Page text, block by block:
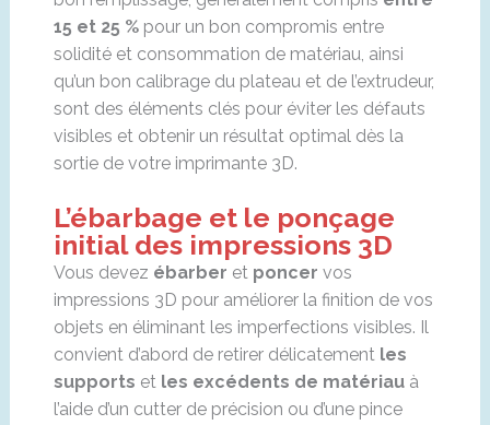
15 et 25 %pour un bon compromis entre
solidité et consommation de matériau, ainsi
qu’un bon calibrage du plateau et de l’extrudeur,
sont des éléments clés pour éviter les défauts
visibles et obtenir un résultat optimal dès la
sortie de votre imprimante 3D.
L’ébarbage et le ponçage
initial des impressions 3D
Vous devez ébarber et poncer vos
impressions 3D pour améliorer la finition de vos
objets en éliminant les imperfections visibles. Il
convient d’abord de retirer délicatement les
supports et les excédents de matériauà
l’aide d’un cutter de précision ou d’une pince